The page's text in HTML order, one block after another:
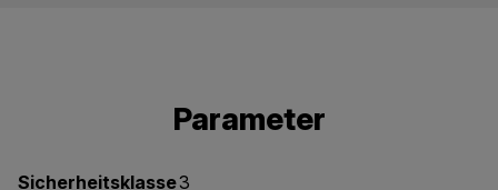
Parameter
Sicherheitsklasse3